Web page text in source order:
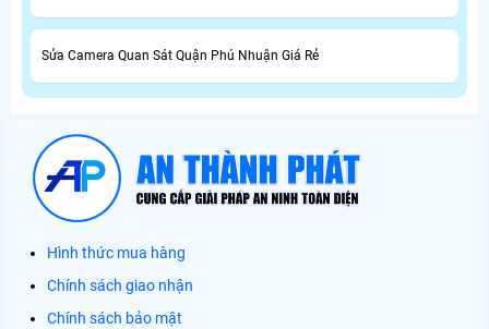
Sửa Camera Quan Sát Quận Phú Nhuận Giá Rẻ
Hình thức mua hàng
Chính sách giao nhận
Chính sách bảo mật